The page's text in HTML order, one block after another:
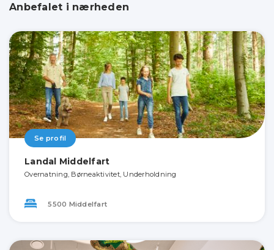
Anbefalet i nærheden
Se profil
Landal Middelfart
Overnatning, Børneaktivitet, Underholdning
5500 Middelfart